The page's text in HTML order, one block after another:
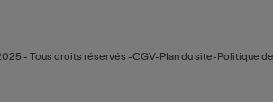
- Tous droits réservés -CGV-Plan du site-Politique